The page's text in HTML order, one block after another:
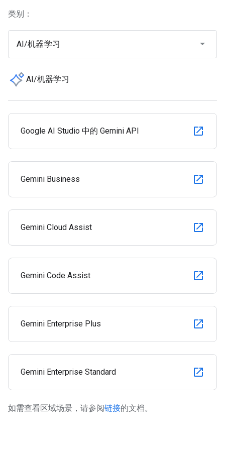
类别：
AI/机器学习
AI/机器学习
Google AI Studio 中的 Gemini API
Gemini Business
Gemini Cloud Assist
Gemini Code Assist
Gemini Enterprise Plus
Gemini Enterprise Standard
如需查看区域场景，请参阅链接的文档。